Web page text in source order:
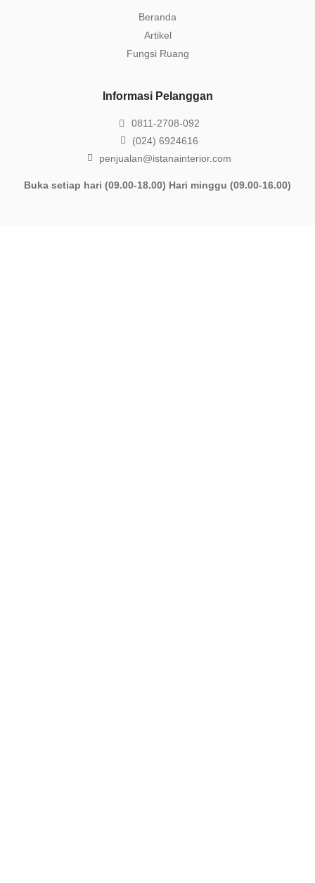
Beranda
Artikel
Fungsi Ruang
Informasi Pelanggan
0811-2708-092
(024) 6924616
penjualan@istanainterior.com
Buka setiap hari (09.00-18.00) Hari minggu (09.00-16.00)